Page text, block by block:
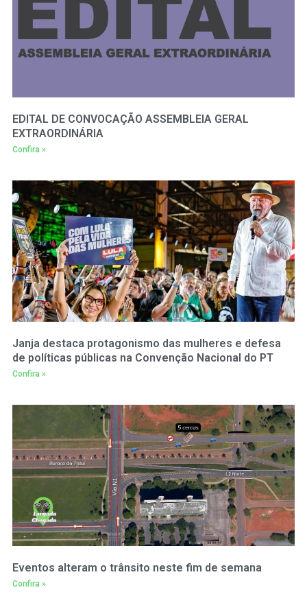
EDITAL DE CONVOCAÇÃO ASSEMBLEIA GERAL
EXTRAORDINÁRIA
Confira »
Janja destaca protagonismo das mulheres e defesa
de políticas públicas na Convenção Nacional do PT
Confira »
Eventos alteram o trânsito neste fim de semana
Confira »